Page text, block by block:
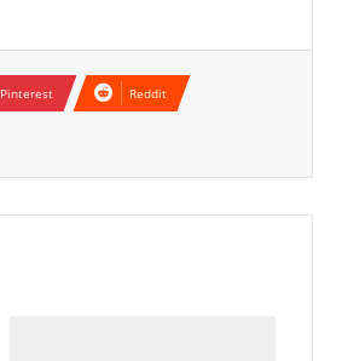
Pinterest Reddit